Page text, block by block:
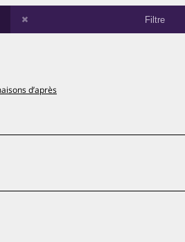
d’après